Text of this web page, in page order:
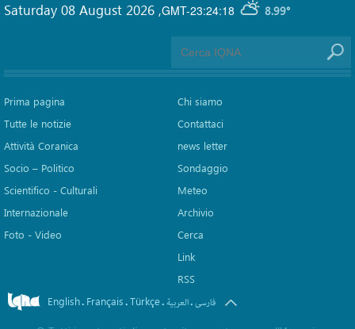
GMT-23:24:18 8.99°
Saturday 08 August 2026 ,
Prima pagina
Tutte le notizie
Attività Coranica
Socio – Politico
Scientifico - Culturali
Internazionale
Foto - Video
Chi siamo
Contattaci
news letter
Sondaggio
Meteo
Archivio
Cerca
Link
RSS
English. Français.Türkçe. العربیة.فارسی